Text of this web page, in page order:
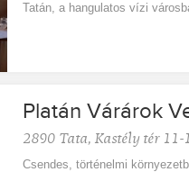
Tatán, a hangulatos vízi
Platán Várárok
2890 Tata, Kastély tér 11-
Csendes, történelmi